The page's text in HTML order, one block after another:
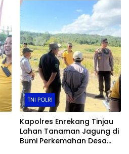
TNI POLRI
Kapolres Enrekang Tinjau
Lahan Tanaman Jagung di
Bumi Perkemahan Desa